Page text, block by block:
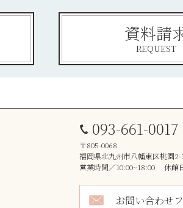
資料請
REQUEST
093-661-0017
〒805-0068
福岡県北九州市八幡東区桃園2-
営業時間／10:00~18:00 休館
お問い合わせ